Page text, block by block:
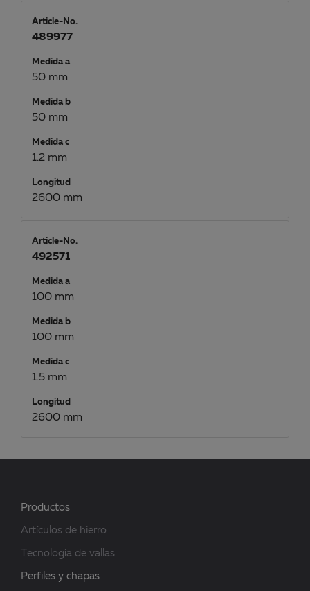
Article-No.
489977
Medida a
50 mm
Medida b
50 mm
Medida c
1.2 mm
Longitud
2600 mm
Article-No.
492571
Medida a
100 mm
Medida b
100 mm
Medida c
1.5 mm
Longitud
2600 mm
Productos
Artículos de hierro
Tecnología de vallas
Perfiles y chapas